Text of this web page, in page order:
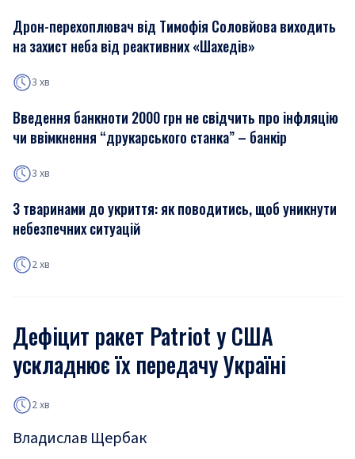
Дрон-перехоплювач від Тимофія Соловйова виходить
на захист неба від реактивних «Шахедів»
3 хв
Введення банкноти 2000 грн не свідчить про інфляцію
чи ввімкнення “друкарського станка” – банкір
3 хв
З тваринами до укриття: як поводитись, щоб уникнути
небезпечних ситуацій
2 хв
Дефіцит ракет Patriot у США
ускладнює їх передачу Україні
2 хв
Владислав Щербак